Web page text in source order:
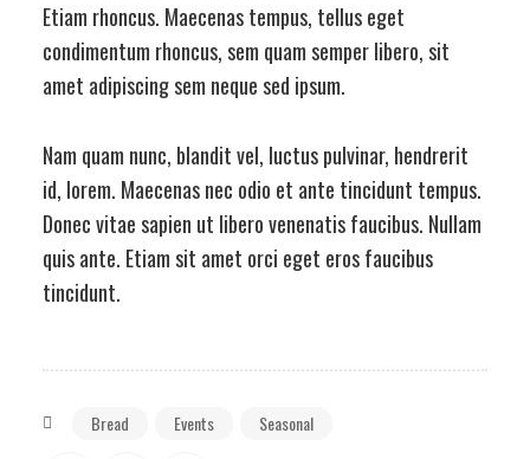
Etiam rhoncus. Maecenas tempus, tellus eget
condimentum rhoncus, sem quam semper libero, sit
amet adipiscing sem neque sed ipsum.
Nam quam nunc, blandit vel, luctus pulvinar, hendrerit
id, lorem. Maecenas nec odio et ante tincidunt tempus.
Donec vitae sapien ut libero venenatis faucibus. Nullam
quis ante. Etiam sit amet orci eget eros faucibus
tincidunt.
Bread Events Seasonal